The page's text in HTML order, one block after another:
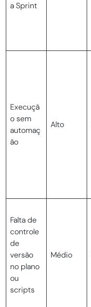
a Sprint
Execuçã
o sem
automaç
ão
Alto
Falta de
controle
de
versão
no plano
ou
scripts
Médio